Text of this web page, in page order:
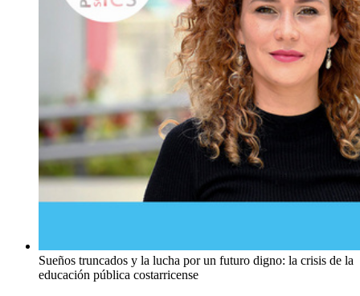
Sueños truncados y la lucha por un futuro digno: la crisis de la
educación pública costarricense